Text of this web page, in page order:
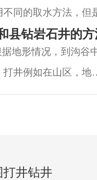
不同的取水方法，但
的地方。 1.钻井
县钻岩石井的
地形情况，到沟谷
井例如在山区，地
，或排泄出地表行
井钻井